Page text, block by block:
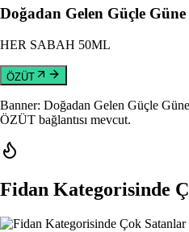
Doğadan Gelen Güçle Güne
HER SABAH 50ML
ÖZÜT
Banner: Doğadan Gelen Güçle
ÖZÜT bağlantısı mevcut.
Fidan Kategorisinde